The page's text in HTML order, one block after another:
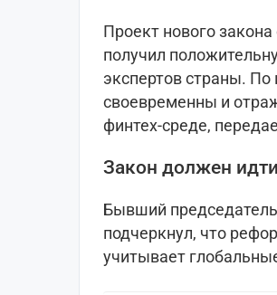
Проект нового
получил
экспертов страны.
своевременны и
финтех-среде,
Закон должен
Бывший
подчеркнул, что
учитывает